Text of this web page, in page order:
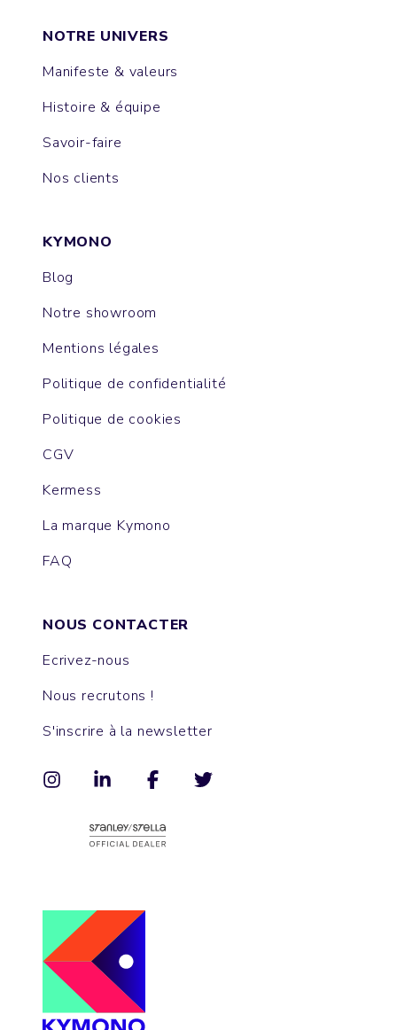
NOTRE UNIVERS
Manifeste & valeurs
Histoire & équipe
Savoir-faire
Nos clients
KYMONO
Blog
Notre showroom
Mentions légales
Politique de confidentialité
Politique de cookies
CGV
Kermess
La marque Kymono
FAQ
NOUS CONTACTER
Ecrivez-nous
Nous recrutons !
S'inscrire à la newsletter